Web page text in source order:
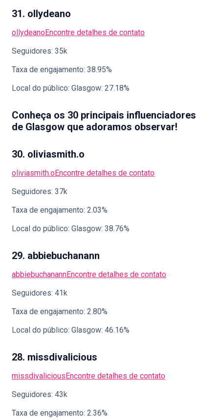
31. ollydeano
ollydeanoEncontre detalhes de contato
Seguidores: 35k
Taxa de engajamento: 38.95%
Local do público: Glasgow: 27.18%
Conheça os 30 principais influenciadores
de Glasgow que adoramos observar!
30. oliviasmith.o
oliviasmith.oEncontre detalhes de contato
Seguidores: 37k
Taxa de engajamento: 2.03%
Local do público: Glasgow: 38.76%
29. abbiebuchanann
abbiebuchanannEncontre detalhes de contato
Seguidores: 41k
Taxa de engajamento: 2.80%
Local do público: Glasgow: 46.16%
28. missdivalicious
missdivaliciousEncontre detalhes de contato
Seguidores: 43k
Taxa de engajamento: 2.36%